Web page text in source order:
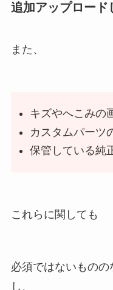
追加アップロード
また、
キズやへこみの
カスタムパーツ
保管している純
これらに関しても
必須ではないもの
し、